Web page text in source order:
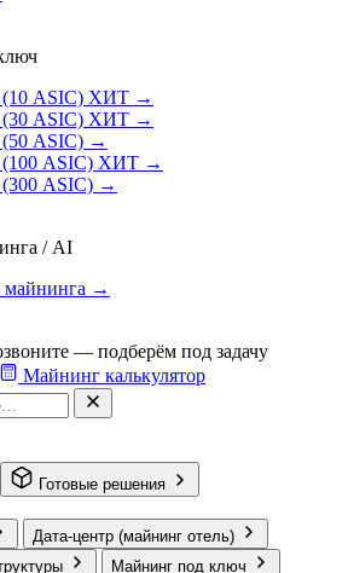
ASIC) ХИТ →
ASIC) ХИТ →
ASIC) →
ASIC) ХИТ →
ASIC) →
/ AI
→
— подберём под задачу
Майнинг калькулятор
Готовые решения
Дата-центр (майнинг отель)
Майнинг под ключ